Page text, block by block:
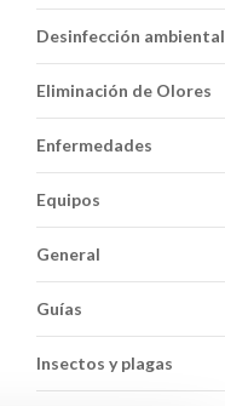
Desinfección ambiental
Eliminación de Olores
Enfermedades
Equipos
General
Guías
Insectos y plagas